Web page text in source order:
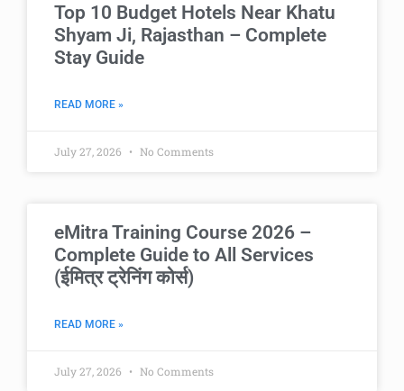
Top 10 Budget Hotels Near Khatu
Shyam Ji, Rajasthan – Complete
Stay Guide
READ MORE »
July 27, 2026 No Comments
eMitra Training Course 2026 –
Complete Guide to All Services
(ईमित्र ट्रेनिंग कोर्स)
READ MORE »
July 27, 2026 No Comments